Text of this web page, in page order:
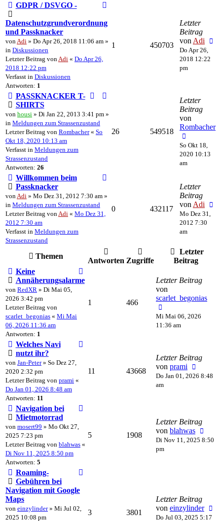
GDPR / DSVGO -
Datenschutzgrundverordnung
und Passknacker
von Adi » Do Apr 26, 2018 11:06 am »
in Diskussionen
Letzter Beitrag von Adi « Do Apr 26,
2018 12:22 pm
Verfasst in Diskussionen
Antworten: 1
1 450703
Letzter
Beitrag
von Adi
Do Apr 26,
2018 12:22
pm
PASSKNACKER T-
SHIRTS
von housi » Di Jan 22, 2013 3:41 pm »
in Meldungen zum Strassenzustand
Letzter Beitrag von Rombacher« So
Okt 18, 2020 10:13 am
Verfasst in Meldungen zum
Strassenzustand
Antworten: 26
26 549518
Letzter
Beitrag
von
Rombacher
So Okt 18,
2020 10:13
am
Willkommen beim
Passknacker
von Adi » Mo Dez 31, 2012 7:30 am »
in Meldungen zum Strassenzustand
Letzter Beitrag von Adi « Mo Dez 31,
2012 7:30 am
Verfasst in Meldungen zum
Strassenzustand
0 432117
Letzter
Beitrag
von Adi
Mo Dez 31,
2012 7:30
am
Themen
Antworten Zugriffe
Letzter
Beitrag
Keine
Annäherungsalarme
von RedXR » Di Mai 05,
2026 3:42 pm
Letzter Beitrag von
scarlet_begonias « Mi Mai
06, 2026 11:36 am
Antworten: 1
1 466
Letzter Beitrag
von
scarlet_begonias
Mi Mai 06, 2026
11:36 am
Welches Navi
nutzt ihr?
von Jan-Peter» So Dez 27,
2020 2:32 pm
Letzter Beitrag von prami «
Do Jan 01, 2026 8:48 am
Antworten: 11
11 43668
Letzter Beitrag
von prami
Do Jan 01, 2026 8:48
am
Navigation bei
Mietmotorrad
von mosert99 » Mo Okt 27,
2025 7:23 pm
Letzter Beitrag von blahwas «
Di Nov 11, 2025 8:50 pm
Antworten: 5
5 1908
Letzter Beitrag
von blahwas
Di Nov 11, 2025 8:50
pm
Roaming-
Gebühren bei
Navigation mit Google
Maps
von einzylinder» Mi Jul 02,
2025 10:08 pm
3 3801
Letzter Beitrag
von einzylinder
Do Jul 03, 2025 5:17